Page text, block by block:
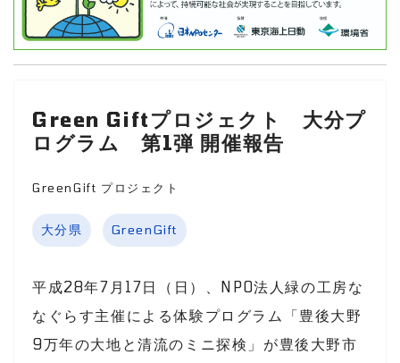
Green Giftプロジェクト 大分プ
ログラム 第1弾 開催報告
GreenGift プロジェクト
大分県 GreenGift
平成28年7月17日（日）、NPO法人緑の工房な
なぐらす主催による体験プログラム「豊後大野
9万年の大地と清流のミニ探検」が豊後大野市